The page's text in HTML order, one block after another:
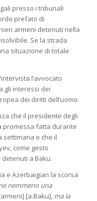
presso i tribunali
prefato di
armeni detenuti nella
Se la strada
situazione di totale
l’avvocato
gli interessi dei
dei diritti dell’uomo.
che il presidente degli
promessa fatta durante
settimana e che il
come gesto
a Baku.
e Azerbaigian la scorsa
nemmeno una
[a Baku], ma la